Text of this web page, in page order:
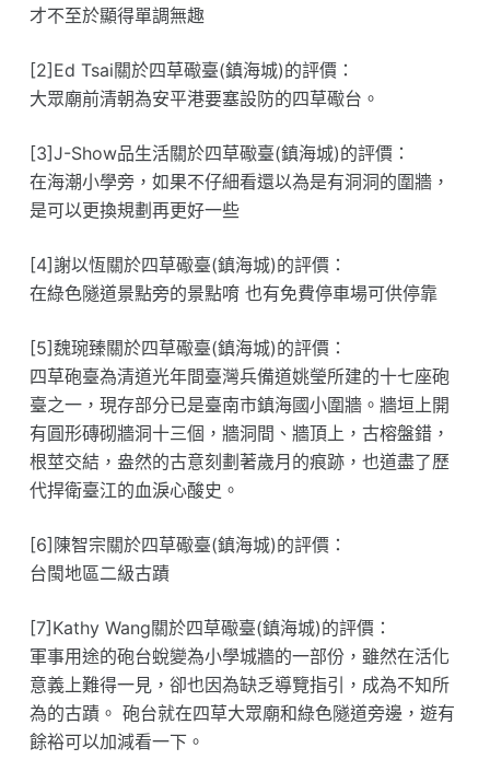
才不至於顯得單調無趣
[2]Ed Tsai關於四草礮臺(鎮海城)的評價：
大眾廟前清朝為安平港要塞設防的四草礮台。
[3]J-Show品生活關於四草礮臺(鎮海城)的評價：
在海潮小學旁，如果不仔細看還以為是有洞洞的圍牆，
是可以更換規劃再更好一些
[4]謝以恆關於四草礮臺(鎮海城)的評價：
在綠色隧道景點旁的景點唷 也有免費停車場可供停靠
[5]魏琬臻關於四草礮臺(鎮海城)的評價：
四草砲臺為清道光年間臺灣兵備道姚瑩所建的十七座砲
臺之一，現存部分已是臺南市鎮海國小圍牆。牆垣上開
有圓形磚砌牆洞十三個，牆洞間、牆頂上，古榕盤錯，
根莖交結，盎然的古意刻劃著歲月的痕跡，也道盡了歷
代捍衛臺江的血淚心酸史。
[6]陳智宗關於四草礮臺(鎮海城)的評價：
台閩地區二級古蹟
[7]Kathy Wang關於四草礮臺(鎮海城)的評價：
軍事用途的砲台蛻變為小學城牆的一部份，雖然在活化
意義上難得一見，卻也因為缺乏導覽指引，成為不知所
為的古蹟。 砲台就在四草大眾廟和綠色隧道旁邊，遊有
餘裕可以加減看一下。